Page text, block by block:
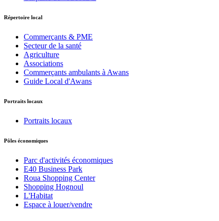
Répertoire local
Commerçants & PME
Secteur de la santé
Agriculture
Associations
Commerçants ambulants à Awans
Guide Local d'Awans
Portraits locaux
Portraits locaux
Pôles économiques
Parc d'activités économiques
E40 Business Park
Roua Shopping Center
Shopping Hognoul
L'Habitat
Espace à louer/vendre